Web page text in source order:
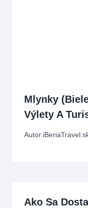
Mlynky
Výlety A
Autor
Ako Sa